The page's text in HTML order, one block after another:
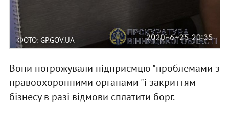
ФОТО: GP.GOV.UA
Вони погрожували підприємцю "проблемами з
правоохоронними органами "і закриттям
бізнесу в разі відмови сплатити борг.